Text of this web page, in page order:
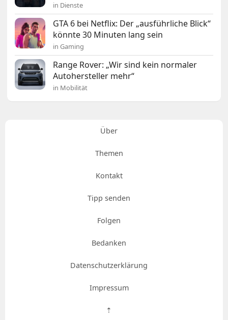
in Dienste
GTA 6 bei Netflix: Der „ausführliche Blick“
könnte 30 Minuten lang sein
in Gaming
Range Rover: „Wir sind kein normaler
Autohersteller mehr“
in Mobilität
Über
Themen
Kontakt
Tipp senden
Folgen
Bedanken
Datenschutzerklärung
Impressum
⇡